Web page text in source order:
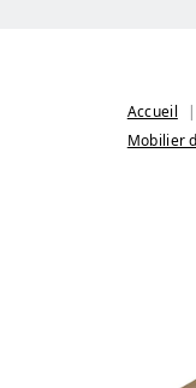
Accueil
Mobilier